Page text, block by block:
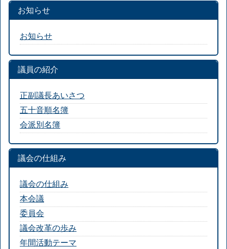
お知らせ
お知らせ
議員の紹介
正副議長あいさつ
五十音順名簿
会派別名簿
議会の仕組み
議会の仕組み
本会議
委員会
議会改革の歩み
年間活動テーマ